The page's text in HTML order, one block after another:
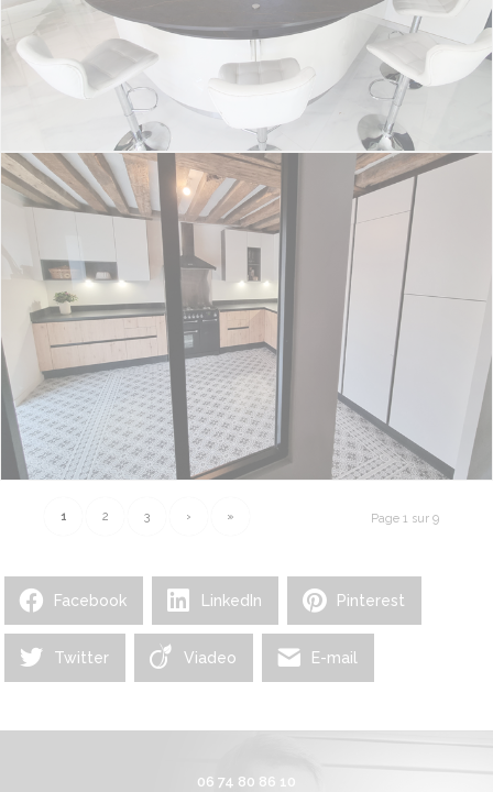
Page 1 sur 9
1 2 3 › »
Facebook LinkedIn Pinterest
Twitter Viadeo E-mail
06 74 80 86 10